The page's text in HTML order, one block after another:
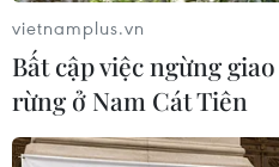
kiếm cứu nạn và Phòng
thành phố, thị xã và các
tỉnh theo dõi chặt chẽ
kiểm đếm tàu thuyền,
gọi chủ các phương
vietnamplus.vn
Bất cập việc ngừng
rừng ở Nam Cát Tiên